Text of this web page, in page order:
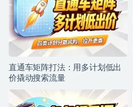
直通车矩阵打法：用多计划低出
价撬动搜索流量